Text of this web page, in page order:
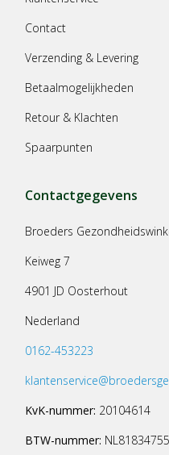
Contact
Verzending & Levering
Betaalmogelijkheden
Retour & Klachten
Spaarpunten
Contactgegevens
Broeders
Keiweg 7
4901 JD Oosterhout
Nederland
0162-453223
KvK-nummer: 20104614
BTW-nummer: